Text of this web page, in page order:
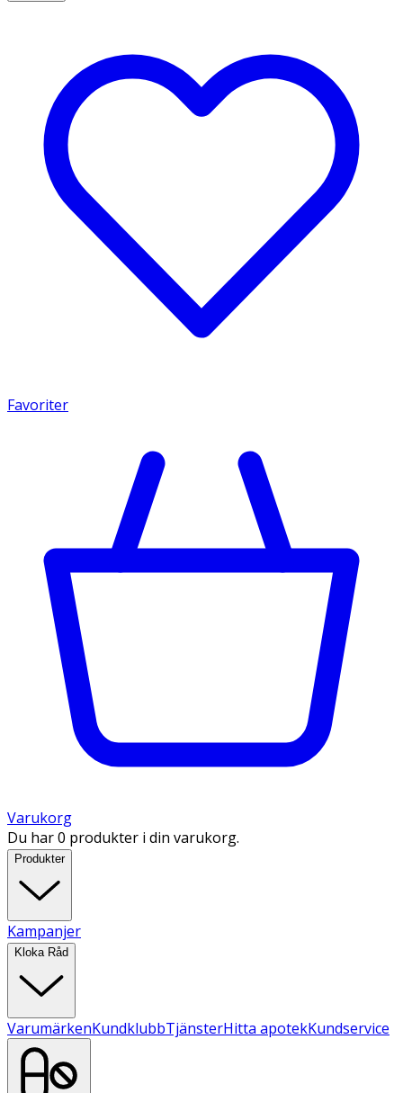
Favoriter
Varukorg
Du har 0 produkter i din varukorg.
Produkter
Kampanjer
Kloka Råd
VarumärkenKundklubbTjänsterHitta apotekKundservice